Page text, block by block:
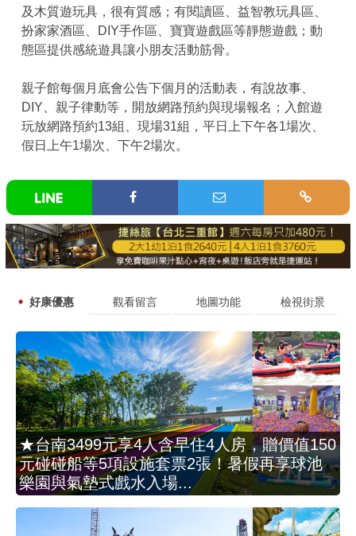
及木質遊玩具，很有質感；有閱讀區、益智教玩具區、
扮家家酒區、DIY手作區、寶寶遊戲區等靜態遊戲；動
態區提供感統遊具讓小朋友活動筋骨。
親子館每個月底會公告下個月的活動表，有說故事、
DIY、親子律動等，開放網路預約與現場報名；入館遊
玩放網路預約13組、現場31組，平日上下午各1場次、
假日上午1場次、下午2場次。
好康優惠 觀看留言 地圖功能 檢視街景
★台南3499元享4人含早住4人房，贈價值150
元碰碰船等5項設施套票2張！暑假再享球池
樂園與氣墊式戲水入場...